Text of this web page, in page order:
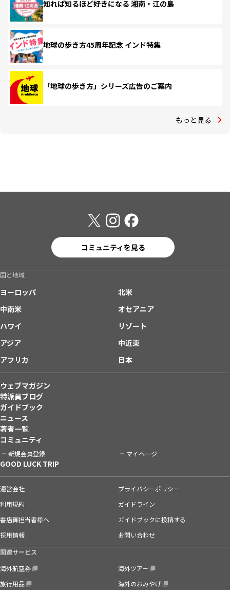
知れば知るほど好きになる 湘南・江の島
地球の歩き方45周年記念 インド特集
「地球の歩き方」シリーズ広告のご案内
もっと見る
コミュニティを見る
国と地域
ヨーロッパ
北米
中南米
オセアニア
ハワイ
リゾート
アジア
中近東
アフリカ
日本
ウェブマガジン
特派員ブログ
ガイドブック
ニュース
著者一覧
コミュニティ
新規会員登録 マイページ
GOOD LUCK TRIP
運営会社
プライバシーポリシー
利用規約
ガイドライン
書店御担当者様へ
ガイドブックに投稿する
採用情報
お問い合わせ
関連サービス
海外航空券
海外ツアー
旅行用品
海外のおみやげ